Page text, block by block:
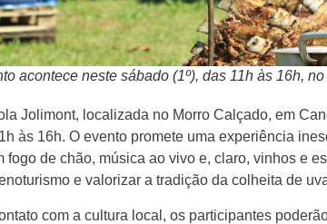
acontece neste sábado (1º), das 11h às 16h,
Jolimont, localizada no Morro Calçado, em
às 16h. O evento promete uma experiência
fogo de chão, música ao vivo e, claro, vinhos e
e valorizar a tradição da colheita de
com a cultura local, os participantes